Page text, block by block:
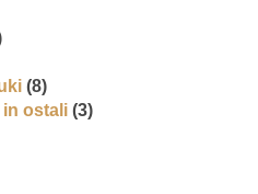
(8)
in ostali (3)